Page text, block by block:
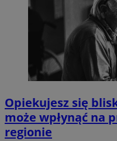
Opiekujesz się
może wpłynąć na
regionie